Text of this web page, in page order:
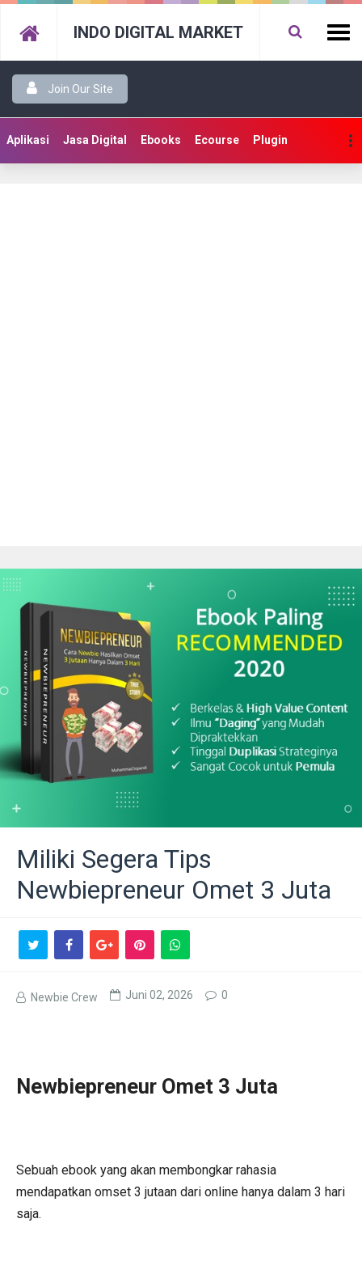
INDO DIGITAL MARKET
Join Our Site
Aplikasi Jasa Digital Ebooks Ecourse Plugin
Miliki Segera Tips
Newbiepreneur Omet 3 Juta
Newbie Crew Juni 02, 2026 0
Newbiepreneur Omet 3 Juta
Sebuah ebook yang akan membongkar rahasia
mendapatkan omset 3 jutaan dari online hanya dalam 3 hari
saja.